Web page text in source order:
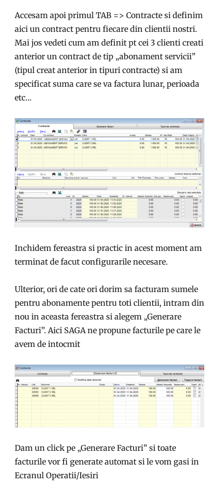
Accesam apoi primul TAB => Contracte si definim
aici un contract pentru fiecare din clientii nostri.
Mai jos vedeti cum am definit pt cei 3 clienti creati
anterior un contract de tip „abonament servicii”
(tipul creat anterior in tipuri contracte) si am
specificat suma care se va factura lunar, perioada
etc…
Inchidem fereastra si practic in acest moment am
terminat de facut configurarile necesare.
Ulterior, ori de cate ori dorim sa facturam sumele
pentru abonamente pentru toti clientii, intram din
nou in aceasta fereastra si alegem „Generare
Facturi”. Aici SAGA ne propune facturile pe care le
avem de intocmit
Dam un click pe „Generare Facturi” si toate
facturile vor fi generate automat si le vom gasi in
Ecranul Operatii/Iesiri